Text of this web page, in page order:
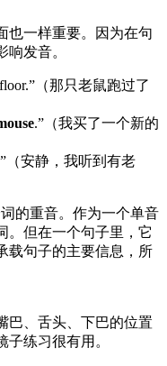
也一样重要。因为在句
发音。
floor.”（那只老鼠跑过了
.”（我买了一个新的
（安静，我听到有老
的重音。作为一个单音
。但在一个句子里，它
载句子的主要信息，所
巴、舌头、下巴的位置
练习很有用。